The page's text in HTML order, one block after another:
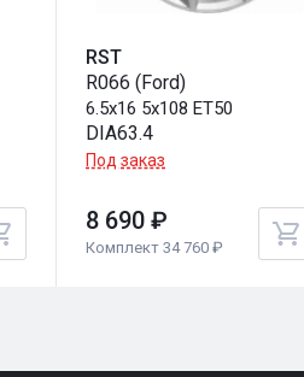
RST
R066 (Ford)
6.5x16 5x108 ET50
DIA63.4
Под заказ
8 690 ₽
Комплект 34 760 ₽